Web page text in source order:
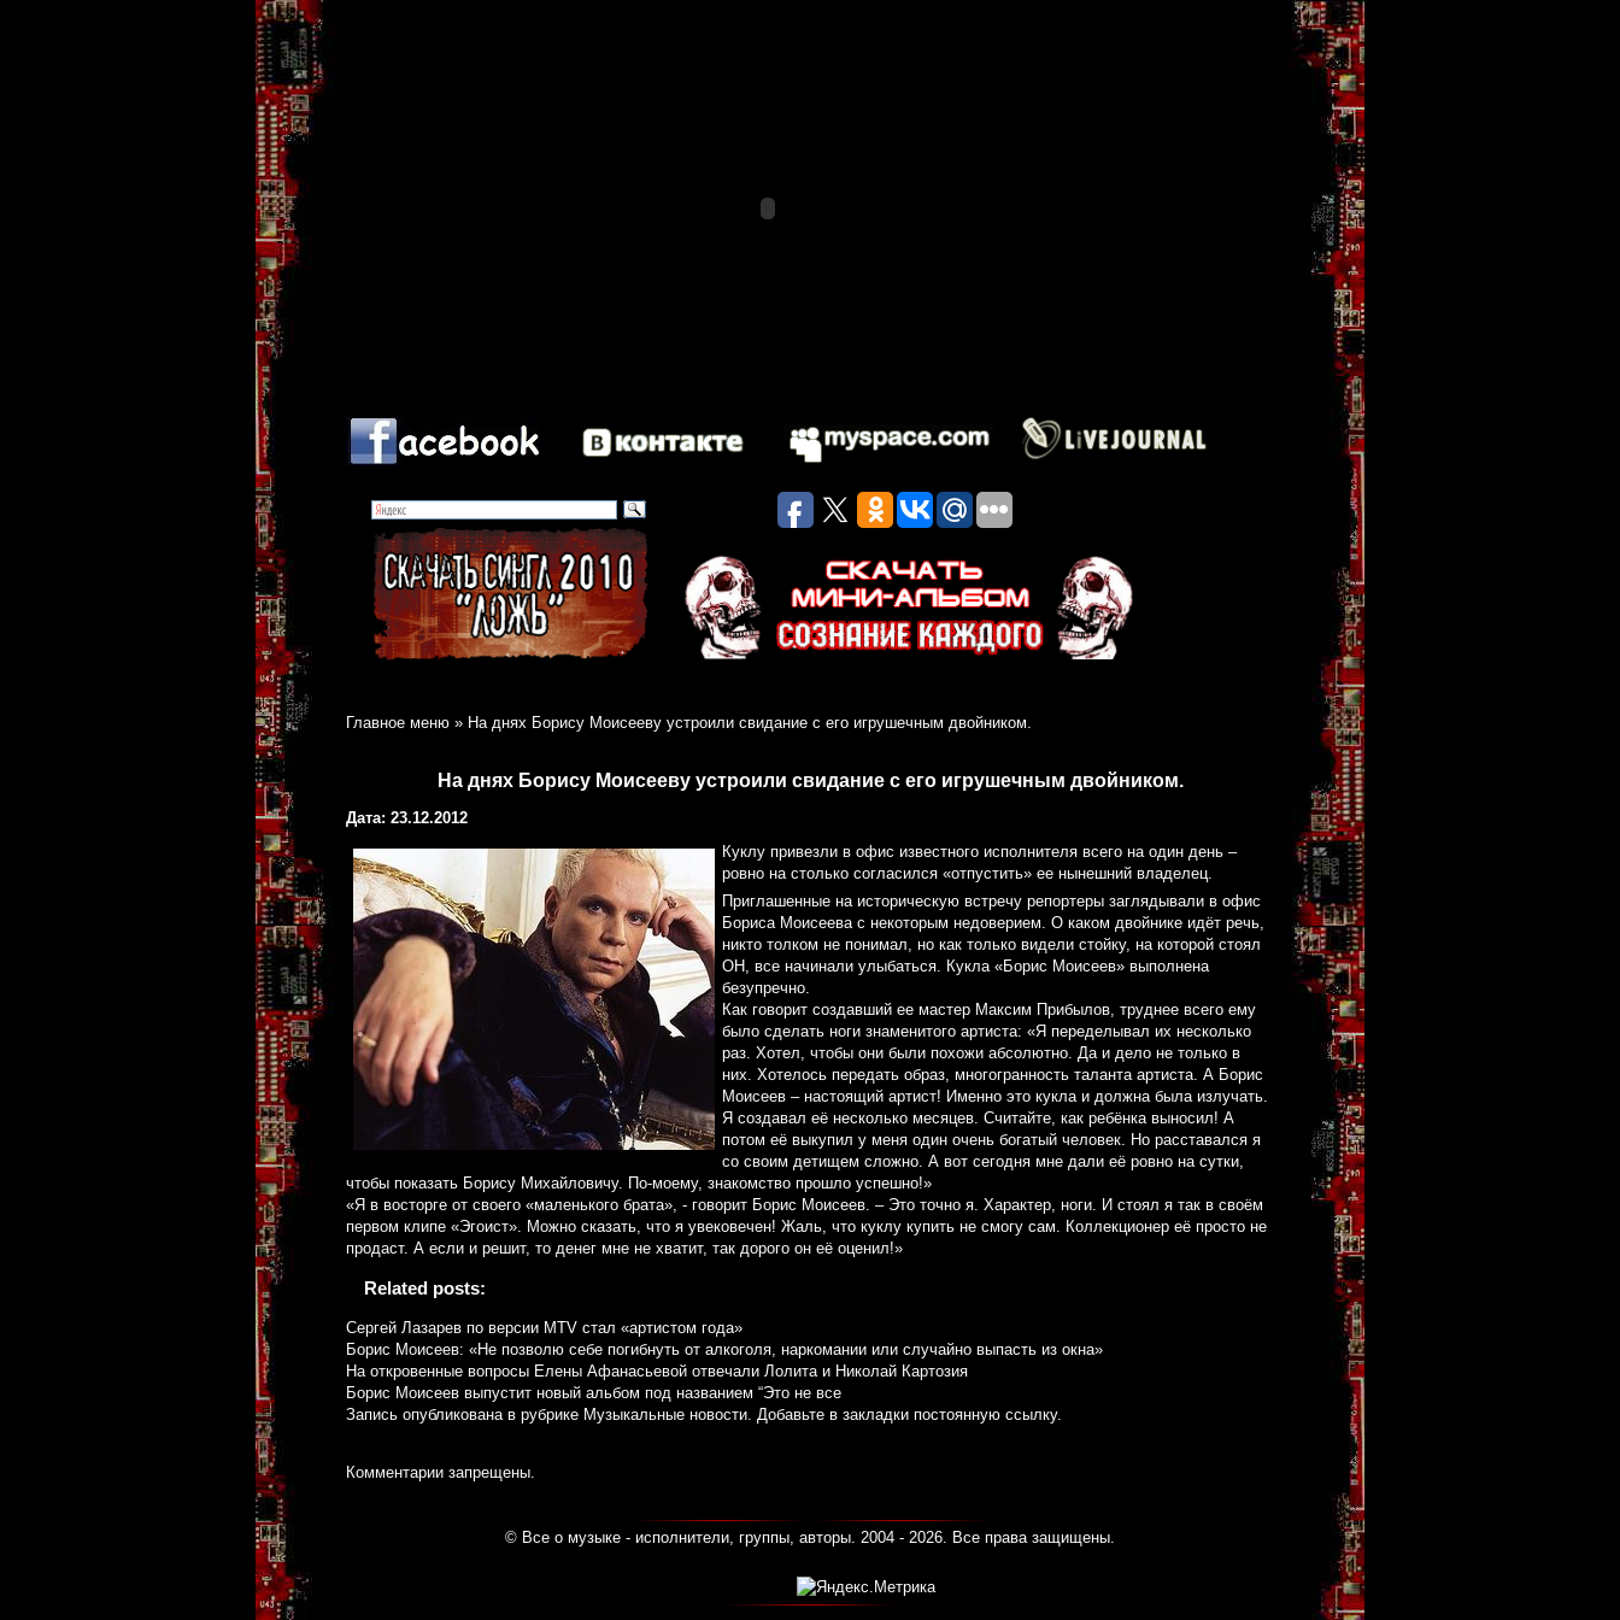
Главное меню » На днях Борису Моисееву устроили свидание с его игрушечным двойником.
На днях Борису Моисееву устроили свидание с его игрушечным двойником.
Дата: 23.12.2012
Куклу привезли в офис известного исполнителя всего на один день –
ровно на столько согласился «отпустить» ее нынешний владелец.
Приглашенные на историческую встречу репортеры заглядывали в офис
Бориса Моисеева с некоторым недоверием. О каком двойнике идёт речь,
никто толком не понимал, но как только видели стойку, на которой стоял
ОН, все начинали улыбаться. Кукла «Борис Моисеев» выполнена
безупречно.
Как говорит создавший ее мастер Максим Прибылов, труднее всего ему
было сделать ноги знаменитого артиста: «Я переделывал их несколько
раз. Хотел, чтобы они были похожи абсолютно. Да и дело не только в
них. Хотелось передать образ, многогранность таланта артиста. А Борис
Моисеев – настоящий артист! Именно это кукла и должна была излучать.
Я создавал её несколько месяцев. Считайте, как ребёнка выносил! А
потом её выкупил у меня один очень богатый человек. Но расставался я
со своим детищем сложно. А вот сегодня мне дали её ровно на сутки,
чтобы показать Борису Михайловичу. По-моему, знакомство прошло успешно!»
«Я в восторге от своего «маленького брата», - говорит Борис Моисеев. – Это точно я. Характер, ноги. И стоял я так в своём
первом клипе «Эгоист». Можно сказать, что я увековечен! Жаль, что куклу купить не смогу сам. Коллекционер её просто не
продаст. А если и решит, то денег мне не хватит, так дорого он её оценил!»
Related posts:
Сергей Лазарев по версии MTV стал «артистом года»
Борис Моисеев: «Не позволю себе погибнуть от алкоголя, наркомании или случайно выпасть из окна»
На откровенные вопросы Елены Афанасьевой отвечали Лолита и Николай Картозия
Борис Моисеев выпустит новый альбом под названием “Это не все
Запись опубликована в рубрике Музыкальные новости. Добавьте в закладки постоянную ссылку.
Комментарии запрещены.
© Все о музыке - исполнители, группы, авторы. 2004 - 2026. Все права защищены.